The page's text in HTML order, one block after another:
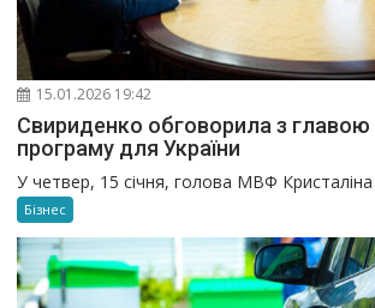
15.01.2026 19:42
Свириденко обговорила з
програму для України
У четвер, 15 січня, голова МВФ Кристаліна
Бізнес